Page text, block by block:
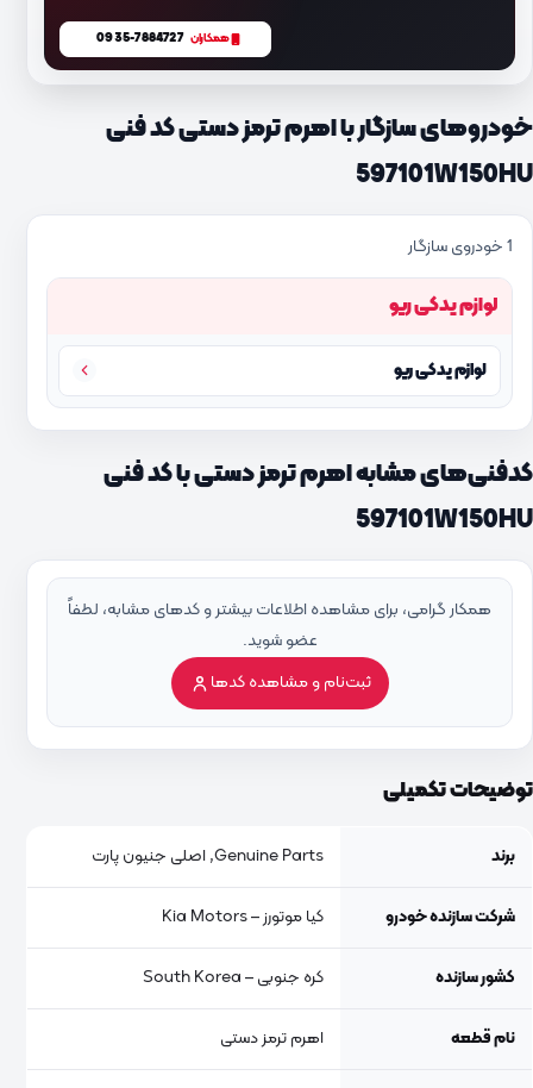
همکاران 0935-7884727
خودروهای سازگار با اهرم ترمز دستی کد فنی
597101W150HU
1 خودروی سازگار
لوازم یدکی ریو
لوازم یدکی ریو
کدفنی‌های مشابه اهرم ترمز دستی با کد فنی
597101W150HU
همکار گرامی، برای مشاهده اطلاعات بیشتر و کدهای مشابه، لطفاً
عضو شوید.
ثبت‌نام و مشاهده کدها
توضیحات تکمیلی
برند Genuine Parts, اصلی جنیون پارت
شرکت سازنده خودرو کیا موتورز – Kia Motors
کشور سازنده کره جنوبی – South Korea
نام قطعه اهرم ترمز دستی